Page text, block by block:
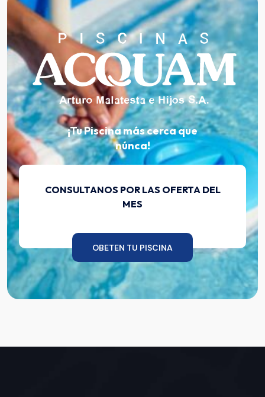
¡Tu Piscina más cerca que
núnca!
CONSULTANOS POR LAS OFERTA DEL
MES
OBETEN TU PISCINA